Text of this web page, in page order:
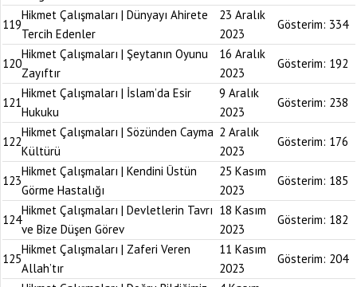
119
Hikmet Çalışmaları | Dünyayı Ahirete
Tercih Edenler
23 Aralık
2023
Gösterim: 334
120
Hikmet Çalışmaları | Şeytanın Oyunu
Zayıftır
16 Aralık
2023
Gösterim: 192
121
Hikmet Çalışmaları | İslam’da Esir
Hukuku
9 Aralık
2023
Gösterim: 238
122
Hikmet Çalışmaları | Sözünden Cayma
Kültürü
2 Aralık
2023
Gösterim: 176
123
Hikmet Çalışmaları | Kendini Üstün
Görme Hastalığı
25 Kasım
2023
Gösterim: 185
124
Hikmet Çalışmaları | Devletlerin Tavrı
ve Bize Düşen Görev
18 Kasım
2023
Gösterim: 182
125
Hikmet Çalışmaları | Zaferi Veren
Allah’tır
11 Kasım
2023
Gösterim: 204